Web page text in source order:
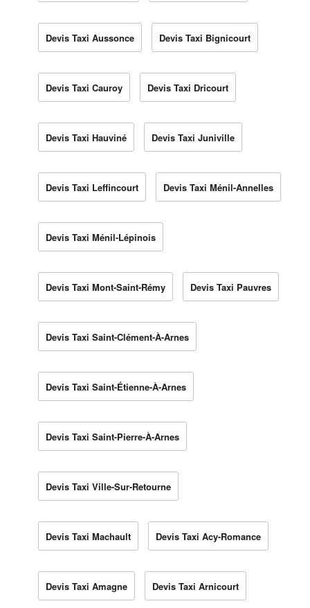
Devis Taxi Aussonce Devis Taxi Bignicourt
Devis Taxi Cauroy Devis Taxi Dricourt
Devis Taxi Hauviné Devis Taxi Juniville
Devis Taxi Leffincourt Devis Taxi Ménil-Annelles
Devis Taxi Ménil-Lépinois
Devis Taxi Mont-Saint-Rémy Devis Taxi Pauvres
Devis Taxi Saint-Clément-À-Arnes
Devis Taxi Saint-Étienne-À-Arnes
Devis Taxi Saint-Pierre-À-Arnes
Devis Taxi Ville-Sur-Retourne
Devis Taxi Machault Devis Taxi Acy-Romance
Devis Taxi Amagne Devis Taxi Arnicourt